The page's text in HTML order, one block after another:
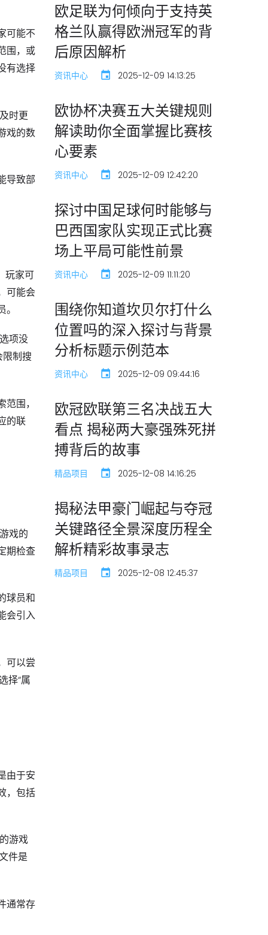
可能不
围，或
有选择
时更
戏的数
导致部
玩家可
可能会
项没
制搜
围，
的联
戏的
期检查
球员和
会引入
可以尝
择“属
由于安
，包括
游戏
件是
通常存
欧足联为何倾向于支持英
格兰队赢得欧洲冠军的背
后原因解析
资讯中心 2025-12-09 14:13:25
欧协杯决赛五大关键规则
解读助你全面掌握比赛核
心要素
资讯中心 2025-12-09 12:42:20
探讨中国足球何时能够与
巴西国家队实现正式比赛
场上平局可能性前景
资讯中心 2025-12-09 11:11:20
围绕你知道坎贝尔打什么
位置吗的深入探讨与背景
分析标题示例范本
资讯中心 2025-12-09 09:44:16
欧冠欧联第三名决战五大
看点 揭秘两大豪强殊死拼
搏背后的故事
精品项目 2025-12-08 14:16:25
揭秘法甲豪门崛起与夺冠
关键路径全景深度历程全
解析精彩故事录志
精品项目 2025-12-08 12:45:37